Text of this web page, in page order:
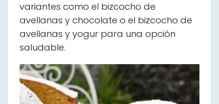
variantes como el bizcocho de
avellanas y chocolate o el bizcocho de
avellanas y yogur para una opción
saludable.